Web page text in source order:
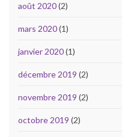
août 2020(2)
mars 2020(1)
janvier 2020(1)
décembre 2019 (2)
novembre 2019 (2)
octobre 2019 (2)